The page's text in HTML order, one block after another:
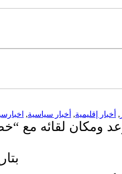
, أخبار إقليمية, أخبار سياسية,
ومكان لقائه مع
بتاريخ 20